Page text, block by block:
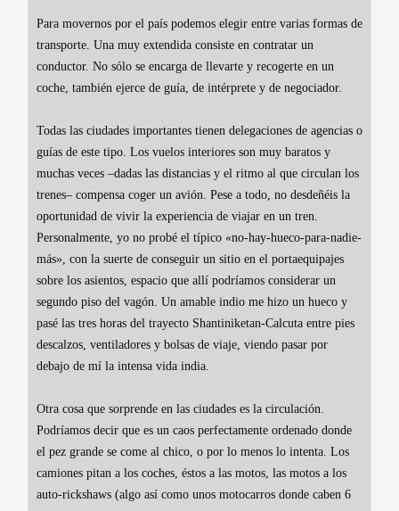
Para movernos por el país podemos elegir entre varias formas de
transporte. Una muy extendida consiste en contratar un
conductor. No sólo se encarga de llevarte y recogerte en un
coche, también ejerce de guía, de intérprete y de negociador.
Todas las ciudades importantes tienen delegaciones de agencias o
guías de este tipo. Los vuelos interiores son muy baratos y
muchas veces –dadas las distancias y el ritmo al que circulan los
trenes– compensa coger un avión. Pese a todo, no desdeñéis la
oportunidad de vivir la experiencia de viajar en un tren.
Personalmente, yo no probé el típico «no-hay-hueco-para-nadie-
más», con la suerte de conseguir un sitio en el portaequipajes
sobre los asientos, espacio que allí podríamos considerar un
segundo piso del vagón. Un amable indio me hizo un hueco y
pasé las tres horas del trayecto Shantiniketan-Calcuta entre pies
descalzos, ventiladores y bolsas de viaje, viendo pasar por
debajo de mí la intensa vida india.
Otra cosa que sorprende en las ciudades es la circulación.
Podríamos decir que es un caos perfectamente ordenado donde
el pez grande se come al chico, o por lo menos lo intenta. Los
camiones pitan a los coches, éstos a las motos, las motos a los
auto-rickshaws (algo así como unos motocarros donde caben 6